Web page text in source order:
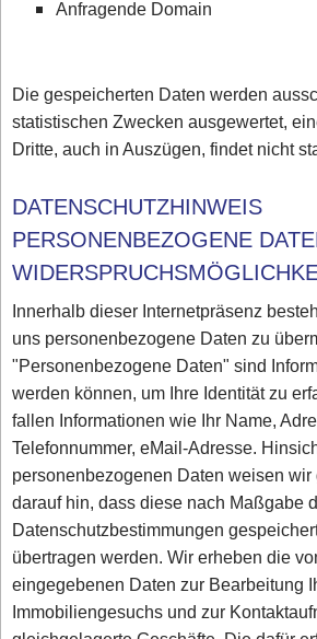
Anfragende Domain
Die gespeicherten Daten werden
statistischen Zwecken ausgewertet,
Dritte, auch in Auszügen, findet nicht
DATENSCHUTZHINWEIS
PERSONENBEZOGENE
Innerhalb dieser Internetpräsenz
uns personenbezogene Daten zu
"Personenbezogene Daten" sind
werden können, um Ihre Identität zu
fallen Informationen wie Ihr Name,
Telefonnummer, eMail-Adresse.
personenbezogenen Daten weisen
darauf hin, dass diese nach Maßgabe
Datenschutzbestimmungen
übertragen werden. Wir erheben die
eingegebenen Daten zur Bearbeitung
Immobiliengesuchs und zur